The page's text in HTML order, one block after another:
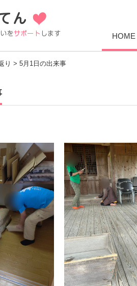
HOME
り > 5月1日の出来事